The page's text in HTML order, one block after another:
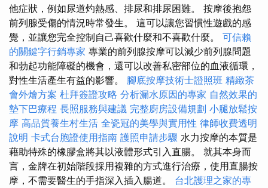
他症狀，例如尿道灼熱感、排尿和排尿困難。 按摩後抱怨
前列腺受傷的情況時常發生。 這可以讓您習慣性遊戲的感
覺，並讓您完全控制自己喜歡什麼和不喜歡什麼。 可信賴
的關鍵字行銷專家 專業的前列腺按摩可以減少前列腺問題
和勃起功能障礙的機會，還可以改善私密部位的血液循環，
對性生活產生有益的影響。 腳底按摩技術士證照班 精緻茶
會外燴方案 杜拜簽證攻略 分析漏水原因的專家 自然效果的
墊下巴療程 長照服務與建議 完整廚房設備規劃 小腿放鬆按
摩 高品質養生村生活 全瓷冠的美學與實用性 律師收費透明
說明 卡式台胞證使用指南 護照申請步驟 水力按摩的本質是
藉助特殊的橡膠盒將其以液體形式引入直腸。 就其本身而
言，金牌在初始階段採用複雜的方式進行治療，使用直腸按
摩，不需要醫生的手指深入插入腸道。 台北護理之家的專